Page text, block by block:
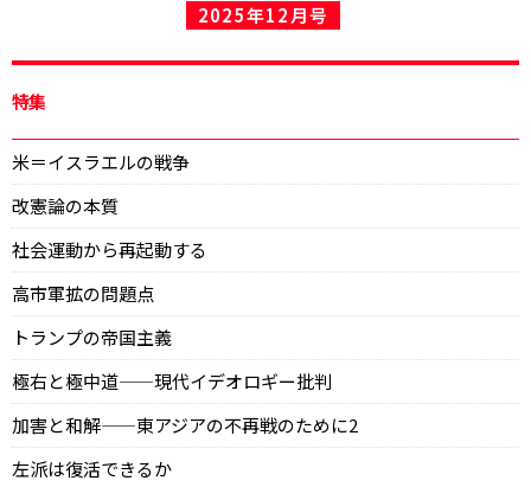
2025年12月号
特集
米＝イスラエルの戦争
改憲論の本質
社会運動から再起動する
高市軍拡の問題点
トランプの帝国主義
極右と極中道——現代イデオロギー批判
加害と和解——東アジアの不再戦のために2
左派は復活できるか